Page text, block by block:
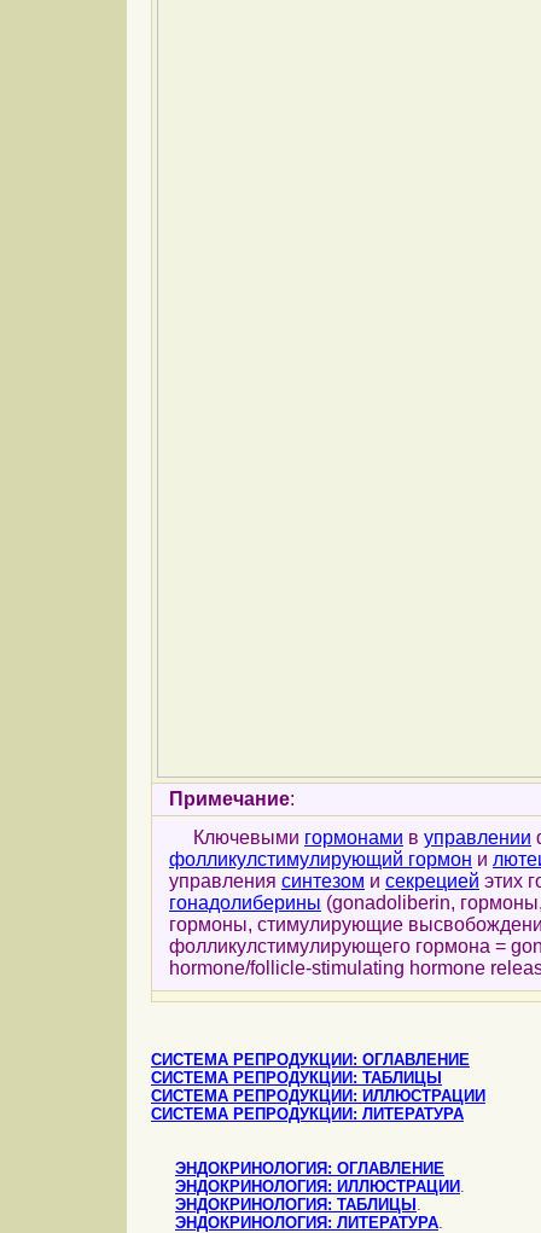
Примечание:
Ключевыми гормонами в управлении
фолликулстимулирующий гормон и
управления синтезом и секрецией этих
гонадолиберины (gonadoliberin,
гормоны, стимулирующие
фолликулстимулирующего гормона =
hormone/follicle-stimulating hormone
СИСТЕМА РЕПРОДУКЦИИ: ОГЛАВЛЕНИЕ
СИСТЕМА РЕПРОДУКЦИИ: ТАБЛИЦЫ
СИСТЕМА РЕПРОДУКЦИИ: ИЛЛЮСТРАЦИИ
СИСТЕМА РЕПРОДУКЦИИ: ЛИТЕРАТУРА
ЭНДОКРИНОЛОГИЯ: ОГЛАВЛЕНИЕ
ЭНДОКРИНОЛОГИЯ: ИЛЛЮСТРАЦИИ .
ЭНДОКРИНОЛОГИЯ: ТАБЛИЦЫ .
ЭНДОКРИНОЛОГИЯ: ЛИТЕРАТУРА.